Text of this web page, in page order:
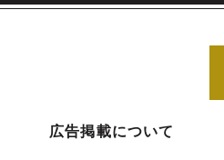
広告掲載について